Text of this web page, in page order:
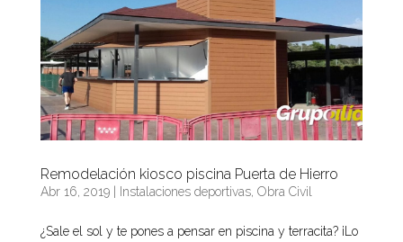
Remodelación kiosco piscina Puerta de Hierro
Abr 16, 2019| Instalaciones deportivas, Obra Civil
¿Sale el sol y te pones a pensar en piscina y terracita? ¡Lo